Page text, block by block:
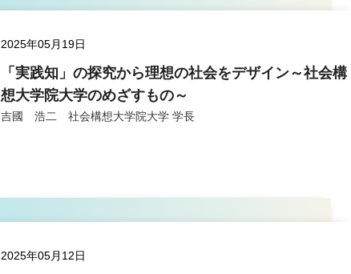
2025年05月19日
「実践知」の探究から理想の社会をデザイン～社会構
想大学院大学のめざすもの～
吉國 浩二 社会構想大学院大学 学長
2025年05月12日